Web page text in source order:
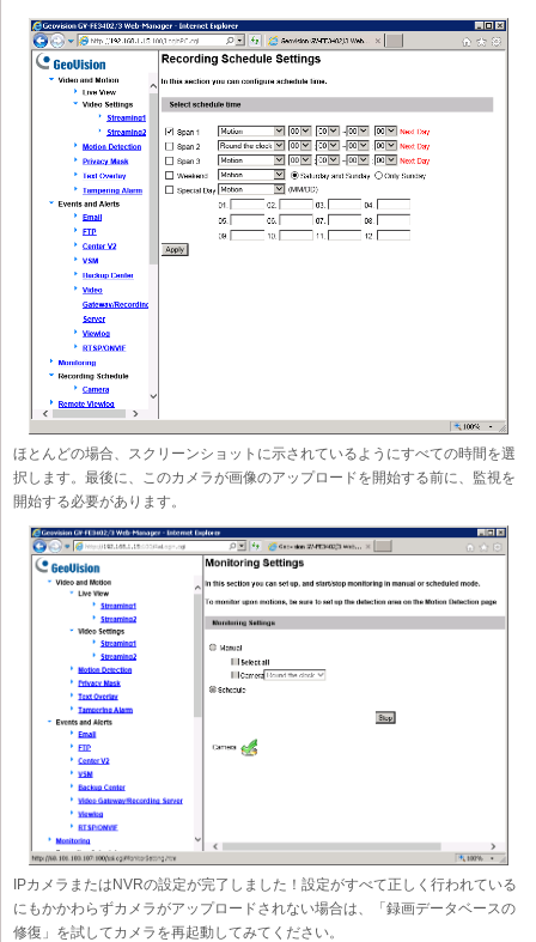
ほとんどの場合、スクリーンショットに示されているようにすべての時間を選
択します。最後に、このカメラが画像のアップロードを開始する前に、監視を
開始する必要があります。
IPカメラまたはNVRの設定が完了しました！設定がすべて正しく行われている
にもかかわらずカメラがアップロードされない場合は、「録画データベースの
修復」を試してカメラを再起動してみてください。